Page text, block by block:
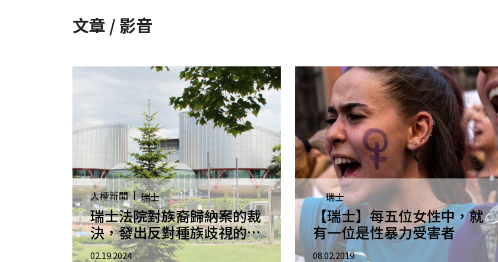
文章 / 影音
人權新聞 瑞士
瑞士法院對族裔歸納案的裁
決，發出反對種族歧視的明
確訊息
02.19.2024
瑞士
【瑞士】每五位女性中，就
有一位是性暴力受害者
08.02.2019